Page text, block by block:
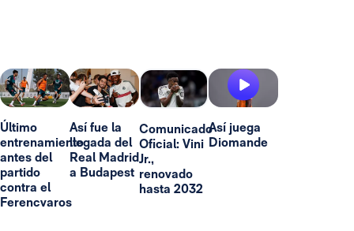
Último
entrenamiento
antes del
partido
contra el
Ferencvaros
Así fue la
llegada del
Real Madrid
a Budapest
Comunicado
Oficial: Vini
Jr.,
renovado
hasta 2032
Así juega
Diomande